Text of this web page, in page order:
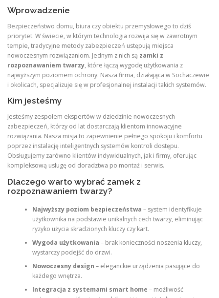
Wprowadzenie
Bezpieczeństwo domu, biura czy obiektu przemysłowego to dziś
priorytet. W świecie, w którym technologia rozwija się w zawrotnym
tempie, tradycyjne metody zabezpieczeń ustępują miejsca
nowoczesnym rozwiązaniom. Jednym z nich są zamki z
rozpoznawaniem twarzy, które łączą wygodę użytkowania z
najwyższym poziomem ochrony. Nasza firma, działająca w Sochaczewie
i okolicach, specjalizuje się w profesjonalnej instalacji takich systemów.
Kim jesteśmy
Jesteśmy zespołem ekspertów w dziedzinie nowoczesnych
zabezpieczeń, którzy od lat dostarczają klientom innowacyjne
rozwiązania. Nasza misja to zapewnienie pełnego spokoju i komfortu
poprzez instalację inteligentnych systemów kontroli dostępu.
Obsługujemy zarówno klientów indywidualnych, jak i firmy, oferując
kompleksową usługę od doradztwa po montaż i serwis.
Dlaczego warto wybrać zamek z
rozpoznawaniem twarzy?
Najwyższy poziom bezpieczeństwa – system identyfikuje
użytkownika na podstawie unikalnych cech twarzy, eliminując
ryzyko użycia skradzionych kluczy czy kart.
Wygoda użytkowania – brak konieczności noszenia kluczy,
wystarczy podejść do drzwi.
Nowoczesny design – eleganckie urządzenia pasujące do
każdego wnętrza.
Integracja z systemami smart home – możliwość